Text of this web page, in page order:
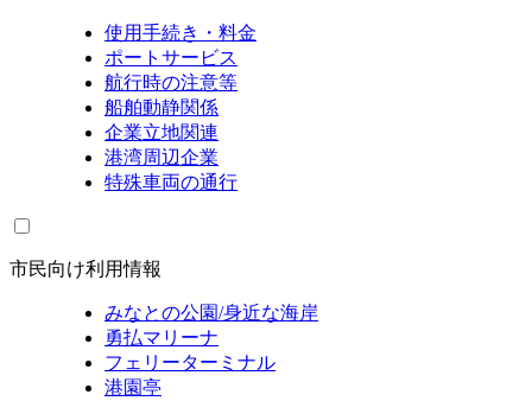
使用手続き・料金
ポートサービス
航行時の注意等
船舶動静関係
企業立地関連
港湾周辺企業
特殊車両の通行
市民向け利用情報
みなとの公園/身近な海岸
勇払マリーナ
フェリーターミナル
港園亭